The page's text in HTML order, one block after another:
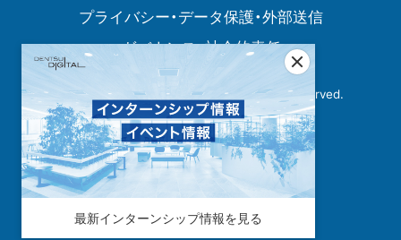
プライバシー・データ保護・外部送信
ガバナンス・社会的責任
Copyright© Dentsu Digital Inc. All Rights Reserved.
最新インターンシップ情報を見る